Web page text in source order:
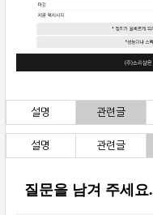
설명 관련글
설명 관련글
질문을 남겨 주세요.